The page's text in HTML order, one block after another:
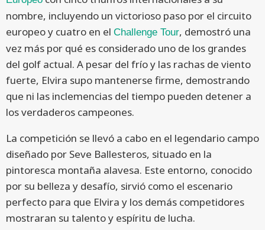
nombre, incluyendo un victorioso paso por el circuito
europeo y cuatro en el Challenge Tour, demostró una
vez más por qué es considerado uno de los grandes
del golf actual. A pesar del frío y las rachas de viento
fuerte, Elvira supo mantenerse firme, demostrando
que ni las inclemencias del tiempo pueden detener a
los verdaderos campeones.
La competición se llevó a cabo en el legendario campo
diseñado por Seve Ballesteros, situado en la
pintoresca montaña alavesa. Este entorno, conocido
por su belleza y desafío, sirvió como el escenario
perfecto para que Elvira y los demás competidores
mostraran su talento y espíritu de lucha.